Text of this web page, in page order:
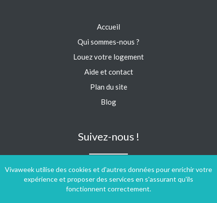
Vivaweek utilise des cookies et d'autres données pour enrichir votre
expérience et proposer des services en s'assurant qu'ils
fonctionnent correctement.
Accueil
Qui sommes-nous ?
Louez votre logement
Aide et contact
Plan du site
Blog
Suivez-nous !